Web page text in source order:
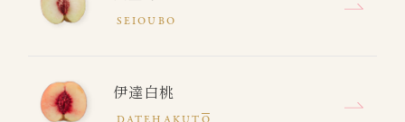
SEIOUBO
伊達白桃